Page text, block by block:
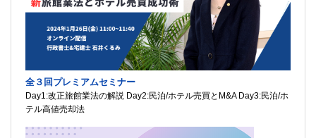
全３回プレミアムセミナー
Day1:改正旅館業法の解説 Day2:民泊/ホテル売買とM&A Day3:民泊/ホ
テル高値売却法